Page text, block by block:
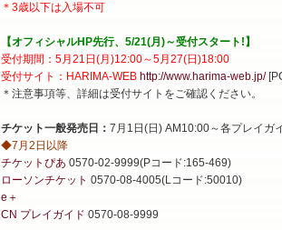
＊ 3歳以下は入場不可
【オフィシャルHP先行、5/21(月)～受付スタート!】
受付期間：5月21日(月)12:00～5月27(日)18:00
受付サイト：HARIMA-WEB http://www.harima-web.jp/
＊注意事項等、詳細は受付サイトをご確認ください。
チケット一般発売日： 7月1日(日) AM10:00～各プレイガ
◆7月2日以降
チケットぴあ 0570-02-9999(Pコード:165-469)
ローソンチケット 0570-08-4005(Lコード:50010)
e＋
CN プレイガイド 0570-08-9999